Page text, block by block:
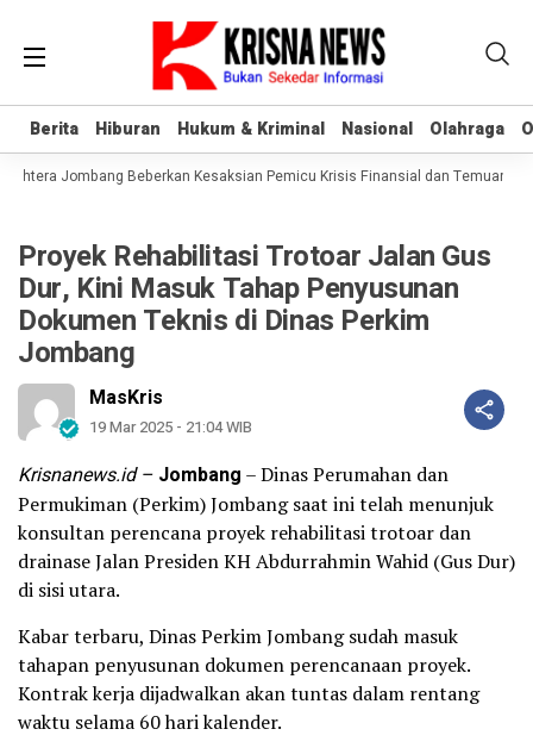
Berita Hiburan Hukum & Kriminal Nasional Olahraga
Berita Hiburan Hukum & Kriminal Nasional Olahraga
Jombang Beberkan Kesaksian Pemicu Krisis Finansial dan Temuan
Proyek Rehabilitasi Trotoar Jalan Gus
Dur, Kini Masuk Tahap Penyusunan
Dokumen Teknis di Dinas Perkim
Jombang
MasKris
19 Mar 2025 - 21:04 WIB
Krisnanews.id – Jombang – Dinas Perumahan dan
Permukiman (Perkim) Jombang saat ini telah menunjuk
konsultan perencana proyek rehabilitasi trotoar dan
drainase Jalan Presiden KH Abdurrahmin Wahid (Gus Dur)
di sisi utara.
Kabar terbaru, Dinas Perkim Jombang sudah masuk
tahapan penyusunan dokumen perencanaan proyek.
Kontrak kerja dijadwalkan akan tuntas dalam rentang
waktu selama 60 hari kalender.